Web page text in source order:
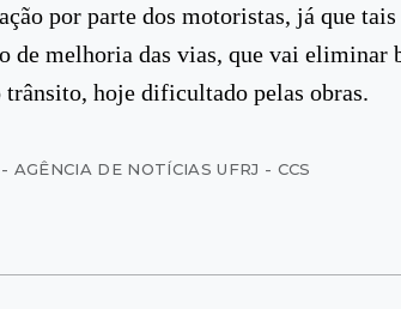
por parte dos motoristas, já que
de melhoria das vias, que vai eliminar
hoje dificultado pelas obras.
AGÊNCIA DE NOTÍCIAS UFRJ - CCS